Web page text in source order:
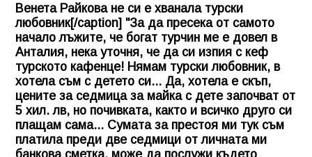
Венета Райкова не си е хванала турски
любовник[/caption] "За да пресека от самото
начало лъжите, че богат турчин ме е довел в
Анталия, нека уточня, че да си изпия с кеф
турското кафенце! Нямам турски любовник, в
хотела съм с детето си... Да, хотела е скъп,
цените за седмица за майка с дете започват от
5 хил. лв, но почивката, както и всичко друго си
плащам сама... Сумата за престоя ми тук съм
платила преди две седмици от личната ми
банкова сметка, може да послужи където